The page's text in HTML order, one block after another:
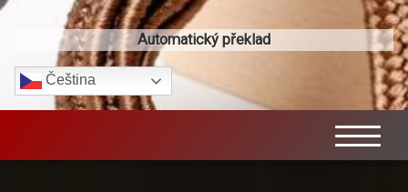
Automatický překlad
Čeština‎